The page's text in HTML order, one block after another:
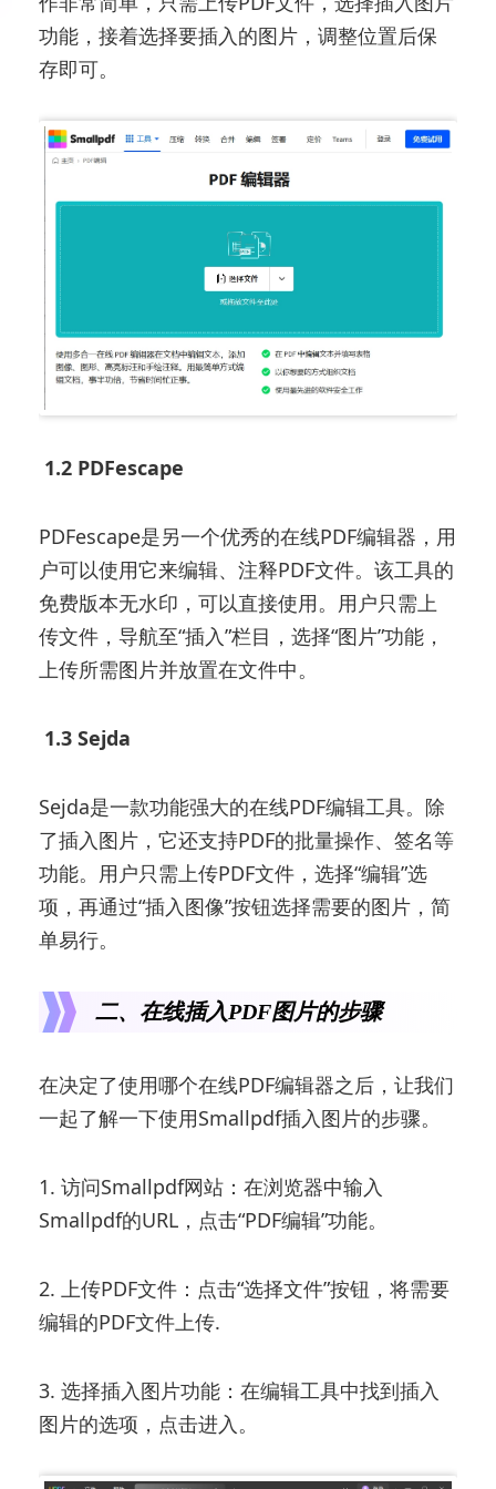
功能，接着选择要插入的图片，调整位置后保
存即可。
1.2 PDFescape
PDFescape是另一个优秀的在线PDF编辑器，用
户可以使用它来编辑、注释PDF文件。该工具的
免费版本无水印，可以直接使用。用户只需上
传文件，导航至“插入”栏目，选择“图片”功能，
上传所需图片并放置在文件中。
1.3 Sejda
Sejda是一款功能强大的在线PDF编辑工具。除
了插入图片，它还支持PDF的批量操作、签名等
功能。用户只需上传PDF文件，选择“编辑”选
项，再通过“插入图像”按钮选择需要的图片，简
单易行。
二、在线插入PDF图片的步骤
在决定了使用哪个在线PDF编辑器之后，让我们
一起了解一下使用Smallpdf插入图片的步骤。
1. 访问Smallpdf网站：在浏览器中输入
Smallpdf的URL，点击“PDF编辑”功能。
2. 上传PDF文件：点击“选择文件”按钮，将需要
编辑的PDF文件上传.
3. 选择插入图片功能：在编辑工具中找到插入
图片的选项，点击进入。